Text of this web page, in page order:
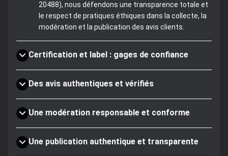
20488), nous défendons une transparence totale et
le respect de pratiques éthiques dans la collecte, la
modération et la publication des avis clients.
Certification et label : gages de confiance
Des avis authentiques et vérifiés
Une modération responsable et conforme
Une publication authentique et transparente